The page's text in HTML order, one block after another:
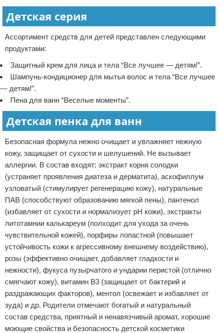
Детская серия
Ассортимент средств для детей представлен следующими
продуктами:
Защитный крем для лица и тела “Все лучшее — детям!”.
Шампунь-кондиционер для мытья волос и тела “Все лучшее
— детям!”.
Пена для ванн “Веселые моменты”.
Детская пенка для ванн
Безопасная формула нежно очищает и увлажняет нежную
кожу, защищает от сухости и шелушений. Не вызывает
аллергии. В состав входят: экстракт корня солодки
(устраняет проявления диатеза и дерматита), аскофиллум
узловатый (стимулирует регенерацию кожу), натуральные
ПАВ (способствуют образованию мягкой пены), пантенол
(избавляет от сухости и нормализует рН кожи), экстракты
литотамнии калькареум (полходит для ухода за очень
чувствительной кожей), порфиры лопастной (повышает
устойчивость кожи к агрессивному внешнему воздействию),
розы (эффективно очищает, добавляет гладкости и
нежности), фукуса пузырчатого и ундарии перистой (отлично
смягчают кожу), витамин В3 (защищает от бактерий и
раздражающих факторов), ментол (освежает и избавляет от
зуда) и др. Родители отмечают богатый и натуральный
состав средства, приятный и ненавязчивый аромат, хорошие
моющие свойства и безопасность детской косметики